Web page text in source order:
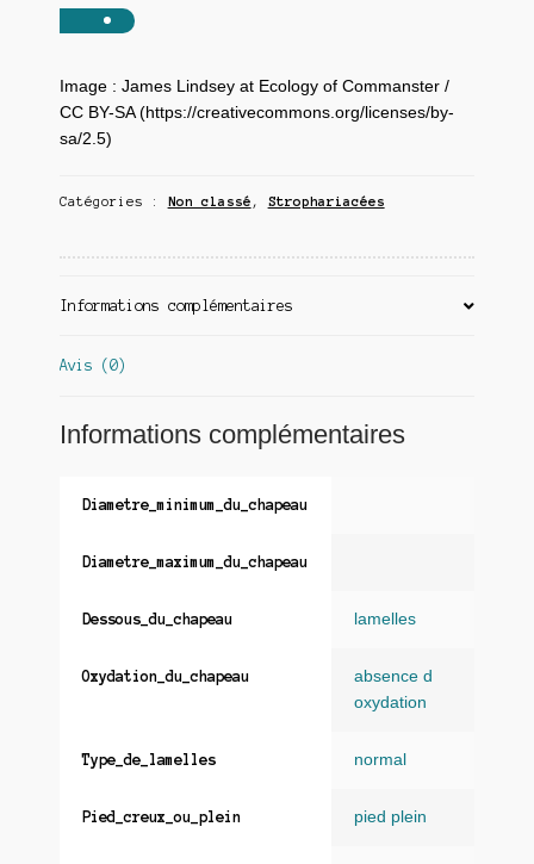
Image : James Lindsey at Ecology of Commanster /
CC BY-SA (https://creativecommons.org/licenses/by-
sa/2.5)
Catégories : Non classé , Strophariacées
Informations complémentaires
Avis (0)
Informations complémentaires
Diametre_minimum_du_chapeau
Diametre_maximum_du_chapeau
Dessous_du_chapeau lamelles
Oxydation_du_chapeau
absence d
oxydation
Type_de_lamelles normal
Pied_creux_ou_plein pied plein